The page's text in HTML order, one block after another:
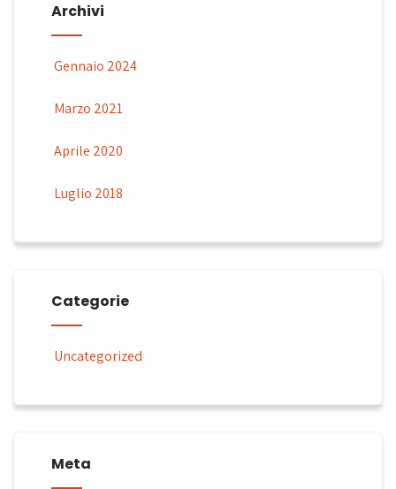
Archivi
Gennaio 2024
Marzo 2021
Aprile 2020
Luglio 2018
Categorie
Uncategorized
Meta